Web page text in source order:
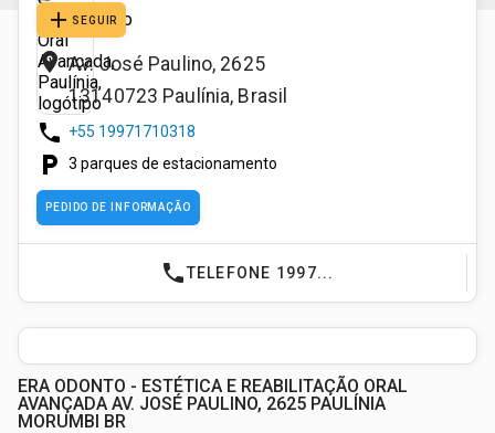
add SEGUIR
place Av. José Paulino, 2625
13140723 Paulínia, Brasil
phone +55 19971710318
local_parking 3 parques de estacionamento
PEDIDO DE INFORMAÇÃO
phoneTELEFONE 1997...
ERA ODONTO - ESTÉTICA E REABILITAÇÃO ORAL
AVANÇADA AV. JOSÉ PAULINO, 2625 PAULÍNIA
MORUMBI BR